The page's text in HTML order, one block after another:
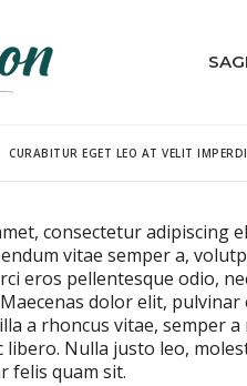
CURABITUR EGET LEO AT VELIT
consectetur adipiscing
vitae semper a,
eros pellentesque odio,
dolor elit,
a rhoncus vitae, semper
libero. Nulla justo leo,
felis quam sit.